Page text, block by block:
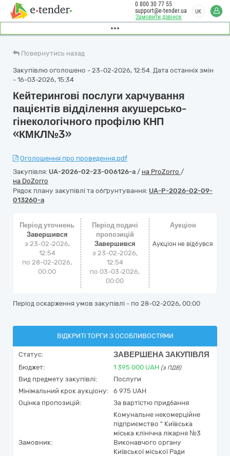
Замовити дзвінок
0 800 30 77 55
support@e-tender.ua
UK
Повернутись назад
Закупівлю оголошено - 23-02-2026, 12:54. Дата останніх змін
- 16-03-2026, 15:34
Кейтерингові послуги харчування
пацієнтів відділення акушерсько-
гінекологічного профілю КНП
«КМКЛ№3»
Оголошення про проведення.pdf
Закупівля: UA-2026-02-23-006126-a / на ProZorro /
на DoZorro
Рядок плану закупівлі та обґрунтування: UA-P-2026-02-09-
013260-a
Період уточнень
Завершився
з 23-02-2026,
12:54
по 28-02-2026,
00:00
Період подачі
пропозицій
Завершився
з 23-02-2026,
12:54
по 03-03-2026,
00:00
Аукціон
Аукціон не відбувся
Період оскарження умов закупівлі - по 28-02-2026, 00:00
ВІДКРИТІ ТОРГИ З ОСОБЛИВОСТЯМИ
Статус: ЗАВЕРШЕНА ЗАКУПІВЛЯ
Бюджет: 1 395 000 UAH (з ПДВ)
Вид предмету закупівлі:
Послуги
Мінімальний крок аукціону:
6 975 UAH
Оцінка пропозицій:
За вартістю придбання
Замовник:
Комунальне некомерційне
підприємство " Київська
міська клінічна лікарня №3
Виконавчого органу
Київської міської Ради